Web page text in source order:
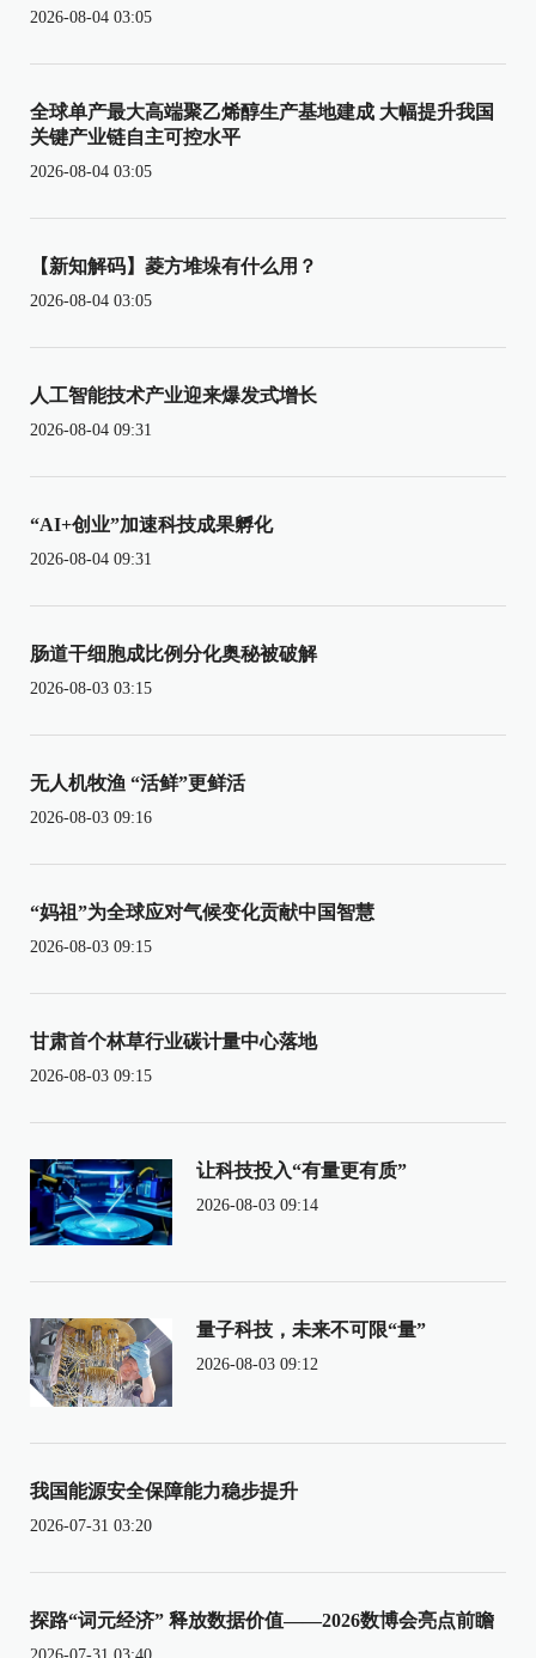
2026-08-04 03:05
全球单产最大高端聚乙烯醇生产基地建成 大幅提升我国
关键产业链自主可控水平
2026-08-04 03:05
【新知解码】菱方堆垛有什么用？
2026-08-04 03:05
人工智能技术产业迎来爆发式增长
2026-08-04 09:31
“AI+创业”加速科技成果孵化
2026-08-04 09:31
肠道干细胞成比例分化奥秘被破解
2026-08-03 03:15
无人机牧渔 “活鲜”更鲜活
2026-08-03 09:16
“妈祖”为全球应对气候变化贡献中国智慧
2026-08-03 09:15
甘肃首个林草行业碳计量中心落地
2026-08-03 09:15
让科技投入“有量更有质”
2026-08-03 09:14
量子科技，未来不可限“量”
2026-08-03 09:12
我国能源安全保障能力稳步提升
2026-07-31 03:20
探路“词元经济” 释放数据价值——2026数博会亮点前瞻